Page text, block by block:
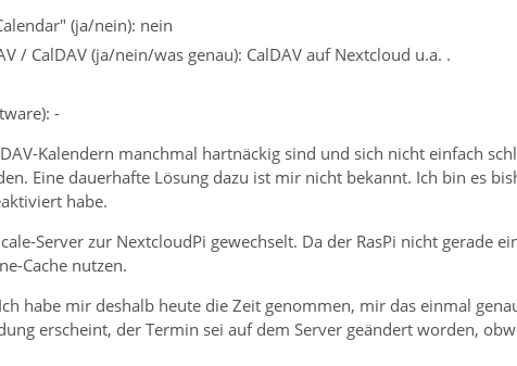
(ja/nein): nein
/ CalDAV (ja/nein/was genau): CalDAV auf Nextcloud u.a. .
-
Kalendern manchmal hartnäckig sind und sich nicht einfach
Eine dauerhafte Lösung dazu ist mir nicht bekannt. Ich bin es
habe.
Server zur NextcloudPi gewechselt. Da der RasPi nicht gerade
Cache nutzen.
habe mir deshalb heute die Zeit genommen, mir das einmal
erscheint, der Termin sei auf dem Server geändert worden,